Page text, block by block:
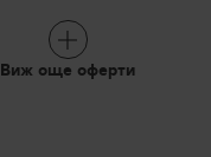
Виж още оферти